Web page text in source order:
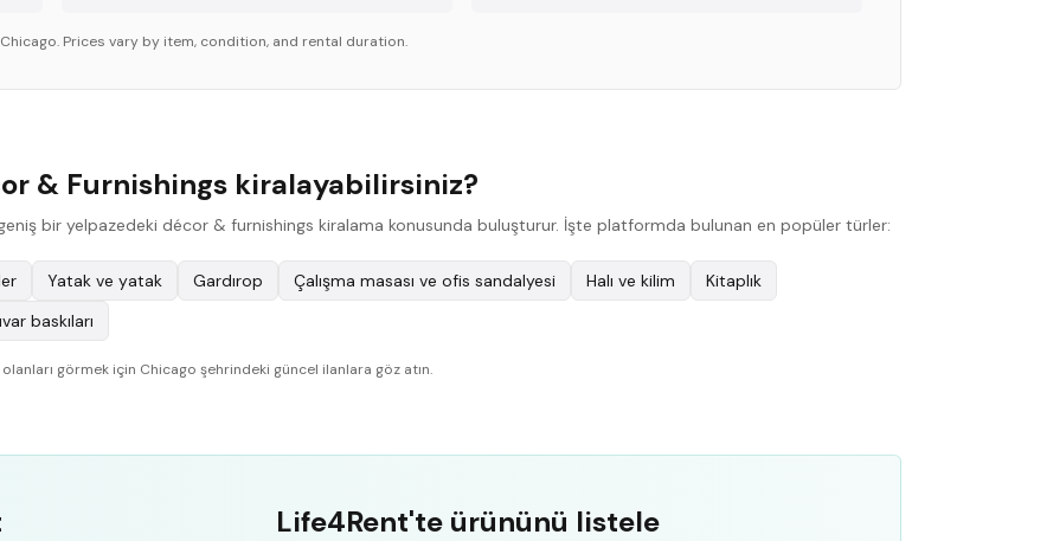
Chicago. Prices vary by item, condition, and rental duration.
& Furnishings kiralayabilirsiniz?
bir yelpazedeki décor & furnishings kiralama konusunda buluşturur. İşte platformda bulunan en popüler türler:
Yatak ve yatak Gardırop Çalışma masası ve ofis sandalyesi Halı ve kilim
Kitaplık
baskıları
görmek için Chicago şehrindeki güncel ilanlara göz atın.
Life4Rent'te ürününü listele